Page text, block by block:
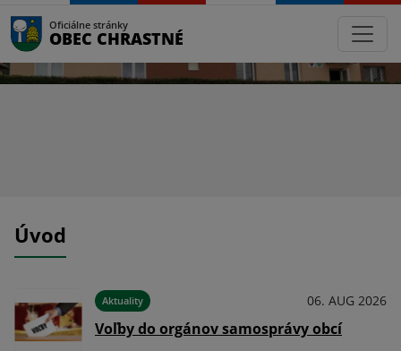
Oficiálne stránky
OBEC CHRASTNÉ
Úvod
Aktuality 06. AUG 2026
Voľby do orgánov samosprávy obcí